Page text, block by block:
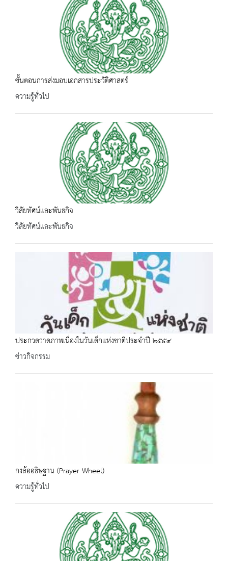
ขั้นตอนการส่งมอบเอกสารประวัติศาสตร์
ความรู้ทั่วไป
วิสัยทัศน์และพันธกิจ
วิสัยทัศน์และพันธกิจ
ประกวดวาดภาพเนื่องในวันเด็กแห่งชาติประจำปี ๒๕๕๔
ข่าวกิจกรรม
กงล้ออธิษฐาน (Prayer Wheel)
ความรู้ทั่วไป